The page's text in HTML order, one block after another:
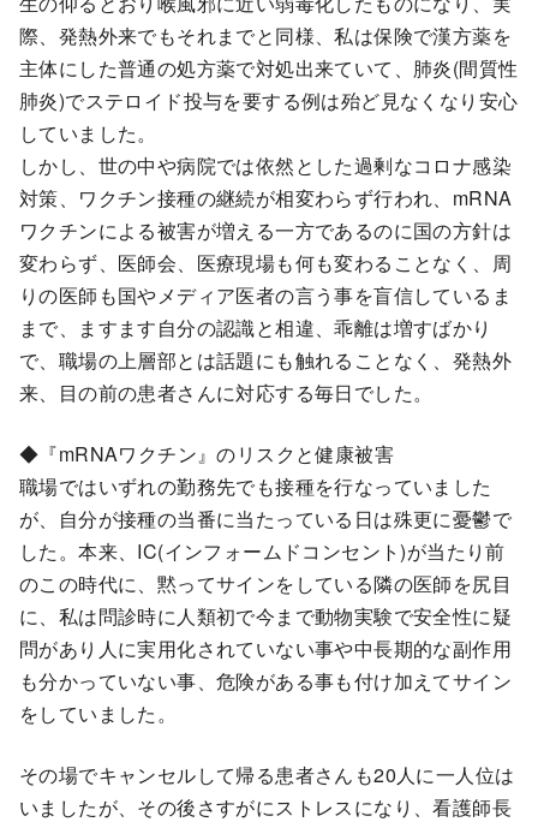
際、発熱外来でもそれまでと同様、私は保険で漢方薬を
主体にした普通の処方薬で対処出来ていて、肺炎(間質性
肺炎)でステロイド投与を要する例は殆ど見なくなり安心
していました。
しかし、世の中や病院では依然とした過剰なコロナ感染
対策、ワクチン接種の継続が相変わらず行われ、mRNA
ワクチンによる被害が増える一方であるのに国の方針は
変わらず、医師会、医療現場も何も変わることなく、周
りの医師も国やメディア医者の言う事を盲信しているま
まで、ますます自分の認識と相違、乖離は増すばかり
で、職場の上層部とは話題にも触れることなく、発熱外
来、目の前の患者さんに対応する毎日でした。
◆『mRNAワクチン』のリスクと健康被害
職場ではいずれの勤務先でも接種を行なっていました
が、自分が接種の当番に当たっている日は殊更に憂鬱で
した。本来、IC(インフォームドコンセント)が当たり前
のこの時代に、黙ってサインをしている隣の医師を尻目
に、私は問診時に人類初で今まで動物実験で安全性に疑
問があり人に実用化されていない事や中長期的な副作用
も分かっていない事、危険がある事も付け加えてサイン
をしていました。
その場でキャンセルして帰る患者さんも20人に一人位は
いましたが、その後さすがにストレスになり、看護師長